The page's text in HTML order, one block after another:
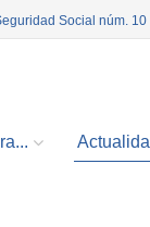
Social núm. 10